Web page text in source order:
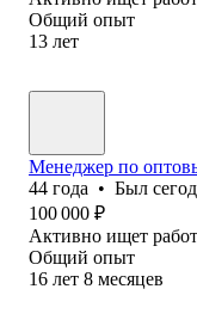
Общий опыт
13 лет
Менеджер по
44 года • Был
100 000 ₽
Активно ищет
Общий опыт
16 лет 8 месяцев